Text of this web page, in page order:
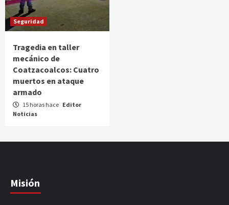
Seguridad
Tragedia en taller
mecánico de
Coatzacoalcos: Cuatro
muertos en ataque
armado
15 horas hace Editor
Noticias
Misión